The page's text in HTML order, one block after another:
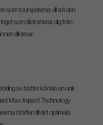
som tourspelarna vill att den
som distraherar dig från
dikterar
av bättre känsla en unik
Max Impact Technology
i träffen till det optimala